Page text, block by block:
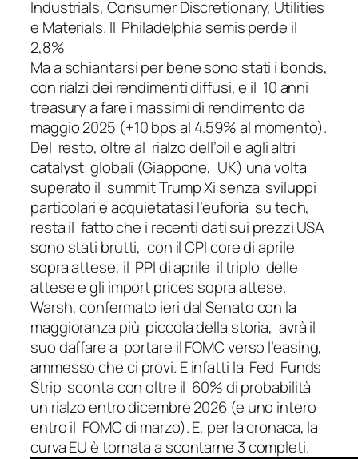
Industrials, Consumer Discretionary, Utilities
e Materials. Il Philadelphia semis perde il
2,8%
Ma a schiantarsi per bene sono stati i bonds,
con rialzi dei rendimenti diffusi, e il 10 anni
treasury a fare i massimi di rendimento da
maggio 2025 (+10 bps al 4.59% al momento).
Del resto, oltre al rialzo dell’oil e agli altri
catalyst globali (Giappone, UK) una volta
superato il summit Trump Xi senza sviluppi
particolari e acquietatasi l’euforia su tech,
resta il fatto che i recenti dati sui prezzi USA
sono stati brutti, con il CPI core di aprile
sopra attese, il PPI di aprile il triplo delle
attese e gli import prices sopra attese.
Warsh, confermato ieri dal Senato con la
maggioranza più piccola della storia, avrà il
suo daffare a portare il FOMC verso l’easing,
ammesso che ci provi. E infatti la Fed Funds
Strip sconta con oltre il 60% di probabilità
un rialzo entro dicembre 2026 (e uno intero
entro il FOMC di marzo). E, per la cronaca, la
curva EU è tornata a scontarne 3 completi.